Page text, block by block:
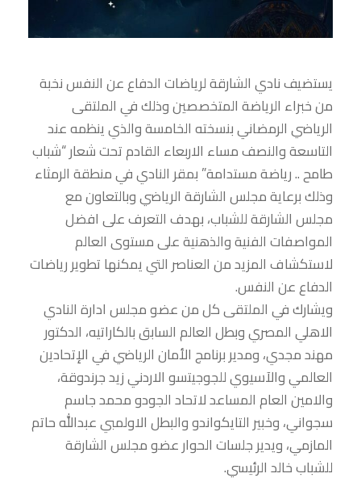
يستضيف نادي الشارقة لرياضات الدفاع عن النفس نخبة
من خبراء الرياضة المتخصصين وذلك في الملتقى
الرياضي الرمضاني بنسخته الخامسة والذي ينظمه عند
التاسعة والنصف مساء الاربعاء القادم تحت شعار “شباب
طامح .. رياضة مستدامة” بمقر النادي في منطقة الرمثاء
وذلك برعاية مجلس الشارقة الرياضي وبالتعاون مع
مجلس الشارقة للشباب، بهدف التعرف على افضل
المواصفات الفنية والذهنية على مستوى العالم
لاستكشاف المزيد من العناصر التي يمكنها تطوير رياضات
الدفاع عن النفس.
ويشارك في الملتقى كل من عضو مجلس ادارة النادي
الاهلي المصري وبطل العالم السابق بالكاراتيه، الدكتور
مهند مجدي، ومدير برنامج الأمان الرياضي في الإتحادين
العالمي والآسيوي للجوجيتسو الاردني زيد جرندوقة،
والامين العام المساعد لاتحاد الجودو محمد جاسم
سجواني، وخبير التايكواندو والبطل الاولمبي عبدالله حاتم
المازمي، ويدير جلسات الحوار عضو مجلس الشارقة
للشباب خالد الرئيسي.